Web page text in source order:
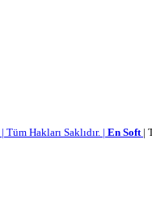
| Tüm Hakları Saklıdır. | En Soft |